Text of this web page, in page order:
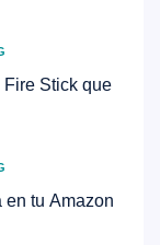
Stick que
en tu Amazon